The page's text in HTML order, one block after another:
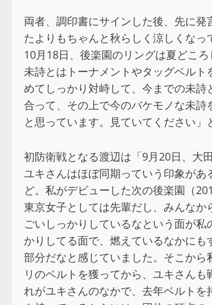
両者、調印書にサインした後、先に
たよりもちゃんと秋らしく涼しくな
10月18日、後楽園のリングは夏どこ
未詩とはトーナメントやタッグベル
めてしっかり対峙して、今までの未
合って、その上で今のバケモノな未
と思っています。見ていてください」
初防衛戦となる渡辺は「9月20日、大
ユキさんはほぼ同期っていう印象が
ど。私がデビューした次の後楽園（
東京女子としては先輩だし、みんな
ごいしっかりしているなという面が
かりしてる面で、燃えているなかに
部分だなと感じていました。そこか
リのベルトを獲ってから、ユキさん
れがユキさんのなかで、去年ベルト